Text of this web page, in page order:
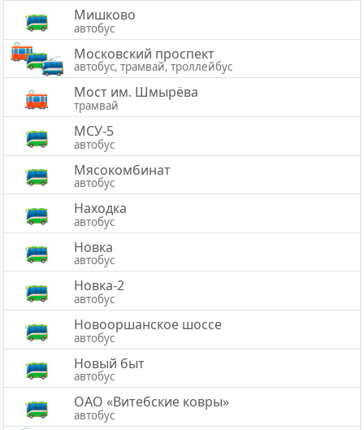
Мишково
автобус
Московский проспект
автобус, трамвай, троллейбус
Мост им. Шмырёва
трамвай
МСУ-5
автобус
Мясокомбинат
автобус
Находка
автобус
Новка
автобус
Новка-2
автобус
Новооршанское шоссе
автобус
Новый быт
автобус
ОАО «Витебские ковры»
автобус